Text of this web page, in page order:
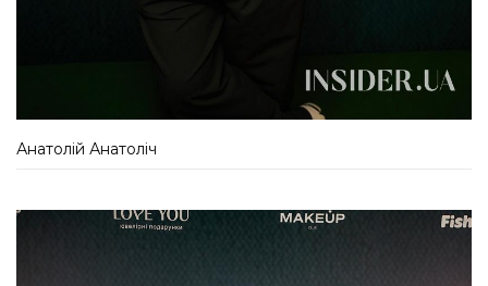
Анатолій Анатоліч